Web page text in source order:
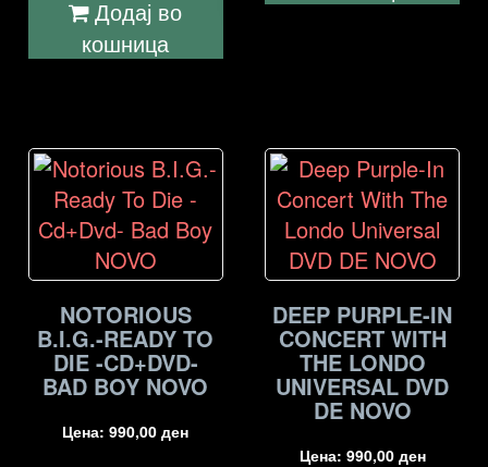
Додај во
кошница
NOTORIOUS
B.I.G.-READY TO
DIE -CD+DVD-
BAD BOY NOVO
Цена:990,00ден
DEEP PURPLE-IN
CONCERT WITH
THE LONDO
UNIVERSAL DVD
DE NOVO
Цена: 990,00 ден